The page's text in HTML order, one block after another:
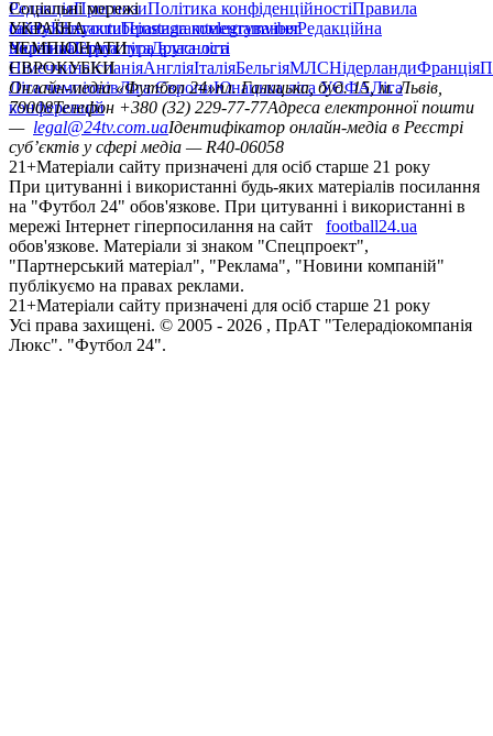
РедакціяПрогнозиПолітика конфіденційностіПравила
сайтуКонтактиПравила коментуванняРедакційна
політикаСтруктура власності
Соціальні мережі
facebookxyoutubeinstagramtelegramviber
УКРАЇНА
УкраїнаПерша лігаДруга ліга
ЧЕМПІОНАТИ
НімеччинаІспаніяАнгліяІталіяБельгіяМЛСНідерландиФранція
ЄВРОКУБКИ
Ліга чемпіонівЛіга ЄвропиЮнацька ліга УЄФАЛіга
конференцій
Онлайн-медіа «Футбол 24»пл. Галицька, буд. 15, м. Львів,
79008Телефон +380 (32) 229-77-77Адреса електронної пошти
— legal@24tv.com.uaІдентифікатор онлайн-медіа в Реєстрі
суб’єктів у сфері медіа — R40-06058
21+Матеріали сайту призначені для осіб старше 21 року
При цитуванні і використанні будь-яких матеріалів посилання
на "Футбол 24" обов'язкове. При цитуванні і використанні в
мережі Інтернет гіперпосилання на сайт
football24.ua
обов'язкове. Матеріали зі знаком "Спецпроект",
"Партнерський матеріал", "Реклама", "Новини компаній"
публікуємо на правах реклами.
21+Матеріали сайту призначені для осіб старше 21 року
Усi права захищенi. © 2005 - 2026 , ПрАТ "Телерадіокомпанія
Люкс". "Футбол 24".